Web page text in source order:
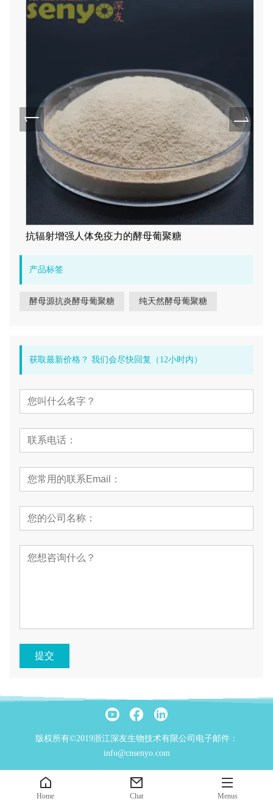
抗辐射增强人体免疫力的酵母葡聚糖
产品标签
酵母源抗炎酵母葡聚糖 纯天然酵母葡聚糖
获取最新价格？ 我们会尽快回复（12小时内）
提交
版权所有©2019浙江深友生物技术有限公司电子邮件：
info@cnsenyo.com
Home Chat Menus